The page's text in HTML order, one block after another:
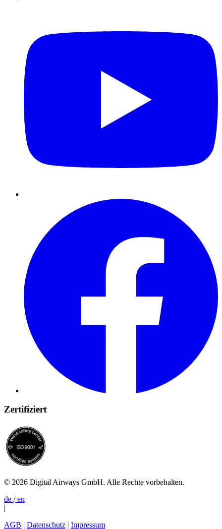
Zertifiziert
© 2026 Digital Airways GmbH. Alle Rechte vorbehalten.
de /en
|
AGB | Datenschutz | Impressum